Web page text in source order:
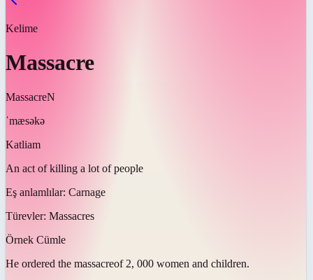
Kelime
Massacre
MassacreN
ˈmæsəkə
Katliam
An act of killing a lot of people
Eş anlamlılar: Carnage
Türevler: Massacres
Örnek Cümle
He ordered the massacreof 2, 000 women and children.